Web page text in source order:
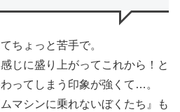
ちょっと苦手で。
じに盛り上がってこれから！と
ってしまう印象が強くて…。
マシンに乗れないぼくたち』も